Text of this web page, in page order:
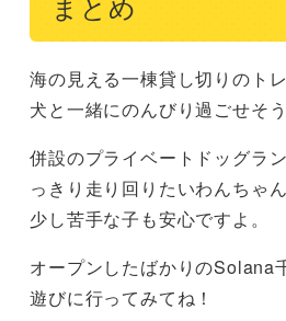
まとめ
海の見える一棟貸し切りのト
犬と一緒にのんびり過ごせそう
併設のプライベートドッグラ
っきり走り回りたいわんちゃ
少し苦手な子も安心ですよ。
オープンしたばかりのSolana
遊びに行ってみてね！